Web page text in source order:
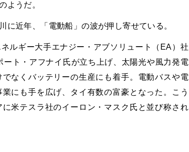
ようだ。
に近年、「電動船」の波が押し寄せている。
ルギー大手エナジー・アブソリュート（EA）社
ト・アフナイ氏が立ち上げ、太陽光や風力発電
なくバッテリーの生産にも着手。電動バスや電
にも手を広げ、タイ有数の富豪となった。こう
米テスラ社のイーロン・マスク氏と並び称され